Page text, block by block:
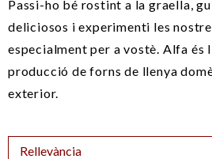
Passi-ho bé rostint a la graella,
deliciosos i experimenti les
especialment per a vostè. Alfa és
producció de forns de llenya
exterior.
Rellevància